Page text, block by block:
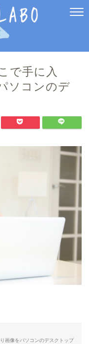
で手に入
ソコンのデ
画像をパソコンのデスクトップ